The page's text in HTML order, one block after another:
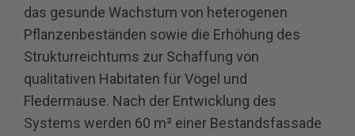
das gesunde Wachstum von heterogenen
Pflanzenbeständen sowie die Erhöhung des
Strukturreichtums zur Schaffung von
qualitativen Habitaten für Vögel und
Fledermäuse. Nach der Entwicklung des
Systems werden 60 m² einer Bestandsfassade